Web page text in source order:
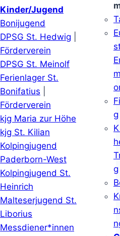
Kinder/Jugend
Bonijugend
DPSG St. Hedwig
Förderverein
DPSG St. Meinolf
Ferienlager St.
Bonifatius
Förderverein
kjg Maria zur Höhe
kjg St. Kilian
Kolpingjugend
Paderborn-West
Kolpingjugend St.
Heinrich
Malteserjugend St.
Liborius
Messdiener*innen
g
g